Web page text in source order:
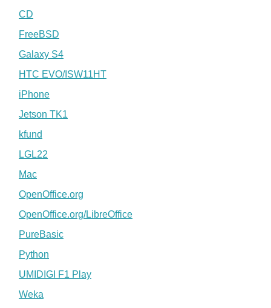
CD
FreeBSD
Galaxy S4
HTC EVO/ISW11HT
iPhone
Jetson TK1
kfund
LGL22
Mac
OpenOffice.org
OpenOffice.org/LibreOffice
PureBasic
Python
UMIDIGI F1 Play
Weka